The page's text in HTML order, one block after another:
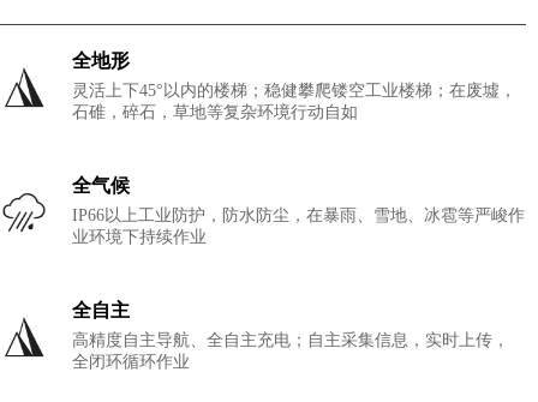
全地形
灵活上下45°以内的楼梯；稳健攀爬镂空工业楼梯；在废墟，
石碓，碎石，草地等复杂环境行动自如
全气候
IP66以上工业防护，防水防尘，在暴雨、雪地、冰雹等严峻作
业环境下持续作业
全自主
高精度自主导航、全自主充电；自主采集信息，实时上传，
全闭环循环作业